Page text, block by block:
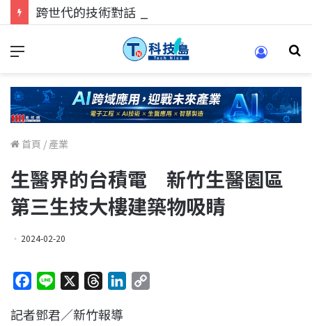
首頁 / 產業
生醫界的台積電 新竹生醫園區
第三生技大樓建築物吸睛
2024-02-20
c
n
r
記者鄧君／新竹報導